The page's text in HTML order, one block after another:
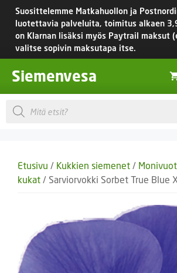
Siirry
sisältöön
Suosittelemme Matkahuollon ja
luotettavia palveluita, toimitus alkaen
on Klarnan lisäksi myös Paytrail maksut
valitse sopivin maksutapa itse.
Siemenvesa
Products
search
Etusivu / Kukkien siemenet /
kukat / Sarviorvokki Sorbet True Blue